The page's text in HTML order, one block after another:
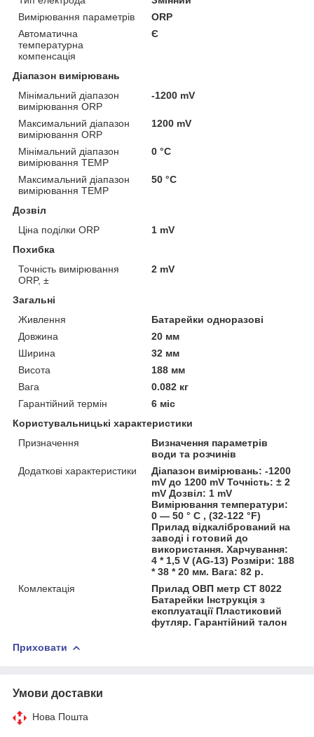
Вимірювання параметрів
ORP
Автоматична
температурна
компенсація
Є
Діапазон вимірювань
Мінімальний діапазон
вимірювання ORP
-1200 mV
Максимальний діапазон
вимірювання ORP
1200 mV
Мінімальний діапазон
вимірювання TEMP
0 °С
Максимальний діапазон
вимірювання TEMP
50 °С
Дозвіл
Ціна поділки ORP
1 mV
Похибка
Точність вимірювання
ORP, ±
2 mV
Загальні
Живлення
Батарейки одноразові
Довжина
20 мм
Ширина
32 мм
Висота
188 мм
Вага
0.082 кг
Гарантійний термін
6 міс
Користувальницькі характеристики
Призначення
Визначення параметрів
води та розчинів
Додаткові характеристики
Діапазон вимірювань: -1200
mV до 1200 mV Точність: ± 2
mV Дозвіл: 1 mV
Вимірювання температури:
0 ― 50 ° C , (32-122 °F)
Прилад відкалібрований на
заводі і готовий до
використання. Харчування:
4 * 1,5 V (AG-13) Розміри: 188
* 38 * 20 мм. Вага: 82 р.
Комлектація
Прилад ОВП метр СТ 8022
Батарейки Інструкція з
експлуатації Пластиковий
футляр. Гарантійний талон
Приховати
Умови доставки
Нова Пошта